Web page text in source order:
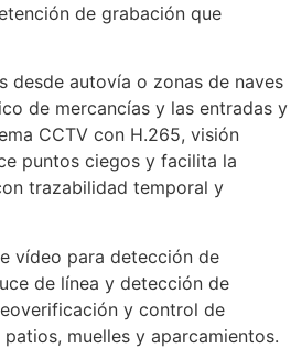
de grabación que
desde autovía o zonas de naves
de mercancías y las entradas y
CCTV con H.265, visión
puntos ciegos y facilita la
trazabilidad temporal y
vídeo para detección de
de línea y detección de
y control de
muelles y aparcamientos.